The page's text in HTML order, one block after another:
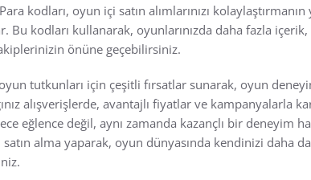
kodları, oyun içi satın alımlarınızı kolaylaştırmanın
Bu kodları kullanarak, oyunlarınızda daha fazla
önüne geçebilirsiniz.
tutkunları için çeşitli fırsatlar sunarak, oyun
alışverişlerde, avantajlı fiyatlar ve kampanyalarla
eğlence değil, aynı zamanda kazançlı bir deneyim
alma yaparak, oyun dünyasında kendinizi daha